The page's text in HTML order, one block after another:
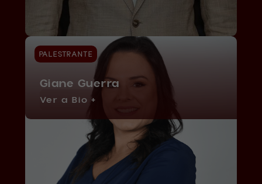
Giane Guerra
Ver a Bio +
PALESTRANTE